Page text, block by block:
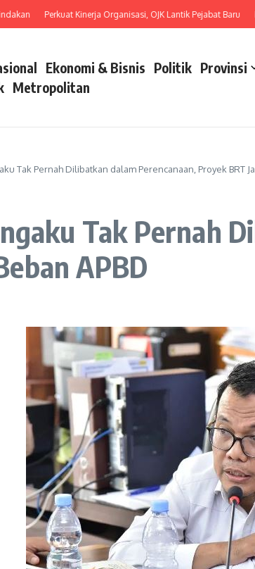
Perkuat Kinerja Organisasi, OJK Lantik Pejabat Baru
Ekonomi & Bisnis Politik Provinsi
Metropolitan
Tak Pernah Dilibatkan dalam Perencanaan, Proyek BRT
Tak Pernah
APBD